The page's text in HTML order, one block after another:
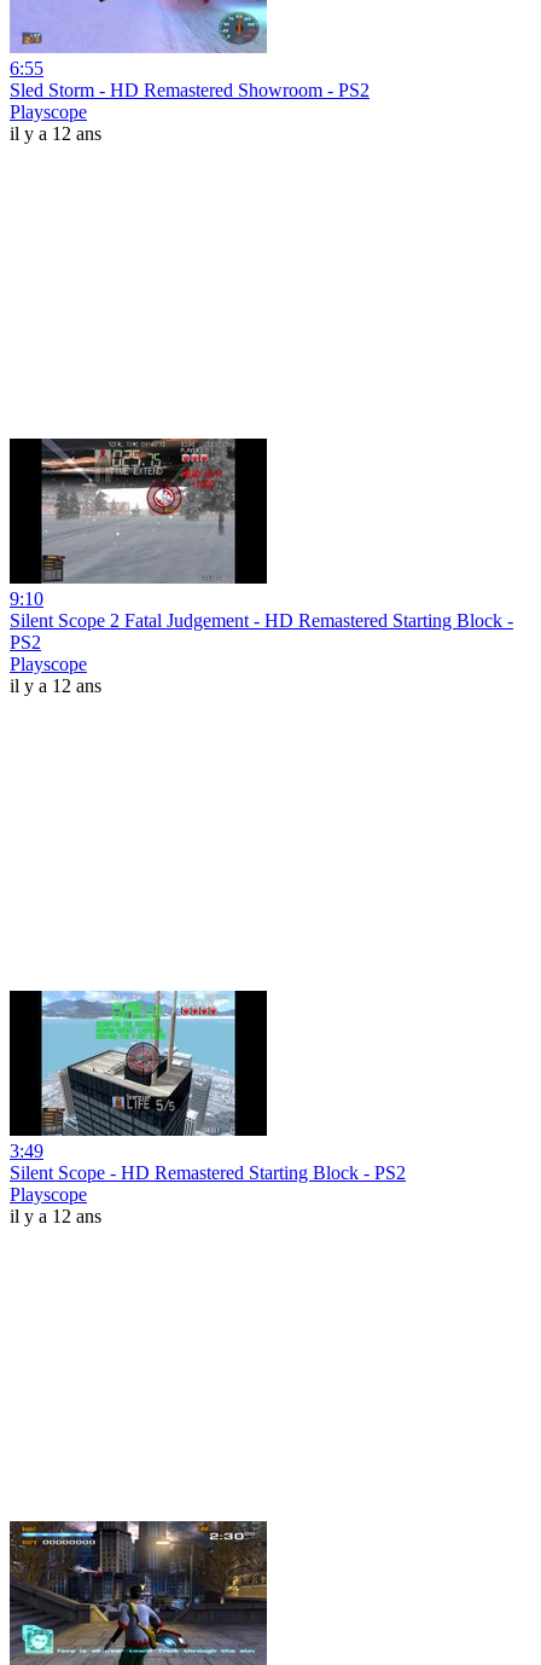
6:55
Sled Storm - HD Remastered Showroom - PS2
Playscope
il y a 12 ans
9:10
Silent Scope 2 Fatal Judgement - HD Remastered Starting Block -
PS2
Playscope
il y a 12 ans
3:49
Silent Scope - HD Remastered Starting Block - PS2
Playscope
il y a 12 ans